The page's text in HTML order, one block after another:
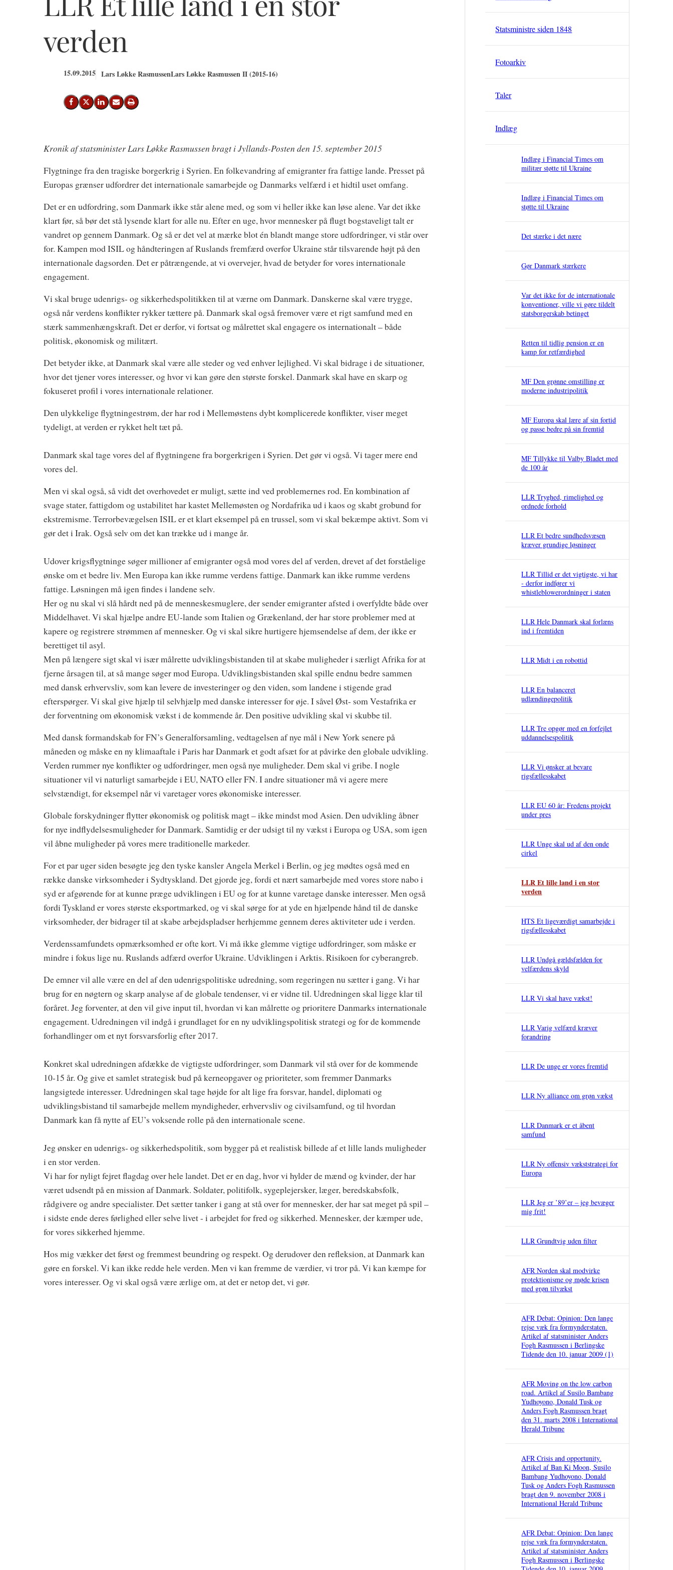
verden
15.09.2015 Lars Løkke RasmussenLars Løkke Rasmussen II (2015-16)
Del på Facebook
Del på X (Twitter)
Del på LinkedIn
Send email
Print
Kronik af statsminister Lars Løkke Rasmussen bragt i Jyllands-Posten den 15. september 2015
Flygtninge fra den tragiske borgerkrig i Syrien. En folkevandring af emigranter fra fattige lande. Presset på
Europas grænser udfordrer det internationale samarbejde og Danmarks velfærd i et hidtil uset omfang.
Det er en udfordring, som Danmark ikke står alene med, og som vi heller ikke kan løse alene. Var det ikke
klart før, så bør det stå lysende klart for alle nu. Efter en uge, hvor mennesker på flugt bogstaveligt talt er
vandret op gennem Danmark. Og så er det vel at mærke blot én blandt mange store udfordringer, vi står over
for. Kampen mod ISIL og håndteringen af Ruslands fremfærd overfor Ukraine står tilsvarende højt på den
internationale dagsorden. Det er påtrængende, at vi overvejer, hvad de betyder for vores internationale
engagement.
Vi skal bruge udenrigs- og sikkerhedspolitikken til at værne om Danmark. Danskerne skal være trygge,
også når verdens konflikter rykker tættere på. Danmark skal også fremover være et rigt samfund med en
stærk sammenhængskraft. Det er derfor, vi fortsat og målrettet skal engagere os internationalt – både
politisk, økonomisk og militært.
Det betyder ikke, at Danmark skal være alle steder og ved enhver lejlighed. Vi skal bidrage i de situationer,
hvor det tjener vores interesser, og hvor vi kan gøre den største forskel. Danmark skal have en skarp og
fokuseret profil i vores internationale relationer.
Den ulykkelige flygtningestrøm, der har rod i Mellemøstens dybt komplicerede konflikter, viser meget
tydeligt, at verden er rykket helt tæt på.
Danmark skal tage vores del af flygtningene fra borgerkrigen i Syrien. Det gør vi også. Vi tager mere end
vores del.
Men vi skal også, så vidt det overhovedet er muligt, sætte ind ved problemernes rod. En kombination af
svage stater, fattigdom og ustabilitet har kastet Mellemøsten og Nordafrika ud i kaos og skabt grobund for
ekstremisme. Terrorbevægelsen ISIL er et klart eksempel på en trussel, som vi skal bekæmpe aktivt. Som vi
gør det i Irak. Også selv om det kan trække ud i mange år.
Udover krigsflygtninge søger millioner af emigranter også mod vores del af verden, drevet af det forståelige
ønske om et bedre liv. Men Europa kan ikke rumme verdens fattige. Danmark kan ikke rumme verdens
fattige. Løsningen må igen findes i landene selv.
Her og nu skal vi slå hårdt ned på de menneskesmuglere, der sender emigranter afsted i overfyldte både over
Middelhavet. Vi skal hjælpe andre EU-lande som Italien og Grækenland, der har store problemer med at
kapere og registrere strømmen af mennesker. Og vi skal sikre hurtigere hjemsendelse af dem, der ikke er
berettiget til asyl.
Men på længere sigt skal vi især målrette udviklingsbistanden til at skabe muligheder i særligt Afrika for at
fjerne årsagen til, at så mange søger mod Europa. Udviklingsbistanden skal spille endnu bedre sammen
med dansk erhvervsliv, som kan levere de investeringer og den viden, som landene i stigende grad
efterspørger. Vi skal give hjælp til selvhjælp med danske interesser for øje. I såvel Øst- som Vestafrika er
der forventning om økonomisk vækst i de kommende år. Den positive udvikling skal vi skubbe til.
Med dansk formandskab for FN’s Generalforsamling, vedtagelsen af nye mål i New York senere på
måneden og måske en ny klimaaftale i Paris har Danmark et godt afsæt for at påvirke den globale udvikling.
Verden rummer nye konflikter og udfordringer, men også nye muligheder. Dem skal vi gribe. I nogle
situationer vil vi naturligt samarbejde i EU, NATO eller FN. I andre situationer må vi agere mere
selvstændigt, for eksempel når vi varetager vores økonomiske interesser.
Globale forskydninger flytter økonomisk og politisk magt – ikke mindst mod Asien. Den udvikling åbner
for nye indflydelsesmuligheder for Danmark. Samtidig er der udsigt til ny vækst i Europa og USA, som igen
vil åbne muligheder på vores mere traditionelle markeder.
For et par uger siden besøgte jeg den tyske kansler Angela Merkel i Berlin, og jeg mødtes også med en
række danske virksomheder i Sydtyskland. Det gjorde jeg, fordi et nært samarbejde med vores store nabo i
syd er afgørende for at kunne præge udviklingen i EU og for at kunne varetage danske interesser. Men også
fordi Tyskland er vores største eksportmarked, og vi skal sørge for at yde en hjælpende hånd til de danske
virksomheder, der bidrager til at skabe arbejdspladser herhjemme gennem deres aktiviteter ude i verden.
Verdenssamfundets opmærksomhed er ofte kort. Vi må ikke glemme vigtige udfordringer, som måske er
mindre i fokus lige nu. Ruslands adfærd overfor Ukraine. Udviklingen i Arktis. Risikoen for cyberangreb.
De emner vil alle være en del af den udenrigspolitiske udredning, som regeringen nu sætter i gang. Vi har
brug for en nøgtern og skarp analyse af de globale tendenser, vi er vidne til. Udredningen skal ligge klar til
foråret. Jeg forventer, at den vil give input til, hvordan vi kan målrette og prioritere Danmarks internationale
engagement. Udredningen vil indgå i grundlaget for en ny udviklingspolitisk strategi og for de kommende
forhandlinger om et nyt forsvarsforlig efter 2017.
Konkret skal udredningen afdække de vigtigste udfordringer, som Danmark vil stå over for de kommende
10-15 år. Og give et samlet strategisk bud på kerneopgaver og prioriteter, som fremmer Danmarks
langsigtede interesser. Udredningen skal tage højde for alt lige fra forsvar, handel, diplomati og
udviklingsbistand til samarbejde mellem myndigheder, erhvervsliv og civilsamfund, og til hvordan
Danmark kan få nytte af EU’s voksende rolle på den internationale scene.
Jeg ønsker en udenrigs- og sikkerhedspolitik, som bygger på et realistisk billede af et lille lands muligheder
i en stor verden.
Vi har for nyligt fejret flagdag over hele landet. Det er en dag, hvor vi hylder de mænd og kvinder, der har
været udsendt på en mission af Danmark. Soldater, politifolk, sygeplejersker, læger, beredskabsfolk,
rådgivere og andre specialister. Det sætter tanker i gang at stå over for mennesker, der har sat meget på spil –
i sidste ende deres førlighed eller selve livet - i arbejdet for fred og sikkerhed. Mennesker, der kæmper ude,
for vores sikkerhed hjemme.
Hos mig vækker det først og fremmest beundring og respekt. Og derudover den refleksion, at Danmark kan
gøre en forskel. Vi kan ikke redde hele verden. Men vi kan fremme de værdier, vi tror på. Vi kan kæmpe for
vores interesser. Og vi skal også være ærlige om, at det er netop det, vi gør.
Statsministre siden 1848
Fotoarkiv
Taler
Indlæg
Indlæg i Financial Times om
militær støtte til Ukraine
Indlæg i Financial Times om
støtte til Ukraine
Det stærke i det nære
Gør Danmark stærkere
Var det ikke for de internationale
konventioner, ville vi gøre tildelt
statsborgerskab betinget
Retten til tidlig pension er en
kamp for retfærdighed
MF Den grønne omstilling er
moderne industripolitik
MF Europa skal lære af sin fortid
og passe bedre på sin fremtid
MF Tillykke til Valby Bladet med
de 100 år
LLR Tryghed, rimelighed og
ordnede forhold
LLR Et bedre sundhedsvæsen
kræver grundige løsninger
LLR Tillid er det vigtigste, vi har
- derfor indfører vi
whistleblowerordninger i staten
LLR Hele Danmark skal forlæns
ind i fremtiden
LLR Midt i en robottid
LLR En balanceret
udlændingepolitik
LLR Tre opgør med en forfejlet
uddannelsespolitik
LLR Vi ønsker at bevare
rigsfællesskabet
LLR EU 60 år: Fredens projekt
under pres
LLR Unge skal ud af den onde
cirkel
LLR Et lille land i en stor
verden
HTS Et ligeværdigt samarbejde i
rigsfællesskabet
LLR Undgå gældsfælden for
velfærdens skyld
LLR Vi skal have vækst!
LLR Varig velfærd kræver
forandring
LLR De unge er vores fremtid
LLR Ny alliance om grøn vækst
LLR Danmark er et åbent
samfund
LLR Ny offensiv vækststrategi for
Europa
LLR Jeg er ’89’er – jeg bevæger
mig frit!
LLR Grundtvig uden filter
AFR Norden skal modvirke
protektionisme og møde krisen
med grøn tilvækst
AFR Debat: Opinion: Den lange
rejse væk fra formynderstaten.
Artikel af statsminister Anders
Fogh Rasmussen i Berlingske
Tidende den 10. januar 2009 (1)
AFR Moving on the low carbon
road. Artikel af Susilo Bambang
Yudhoyono, Donald Tusk og
Anders Fogh Rasmussen bragt
den 31. marts 2008 i International
Herald Tribune
AFR Crisis and opportunity.
Artikel af Ban Ki Moon, Susilo
Bambang Yudhoyono, Donald
Tusk og Anders Fogh Rasmussen
bragt den 9. november 2008 i
International Herald Tribune
AFR Debat: Opinion: Den lange
rejse væk fra formynderstaten.
Artikel af statsminister Anders
Fogh Rasmussen i Berlingske